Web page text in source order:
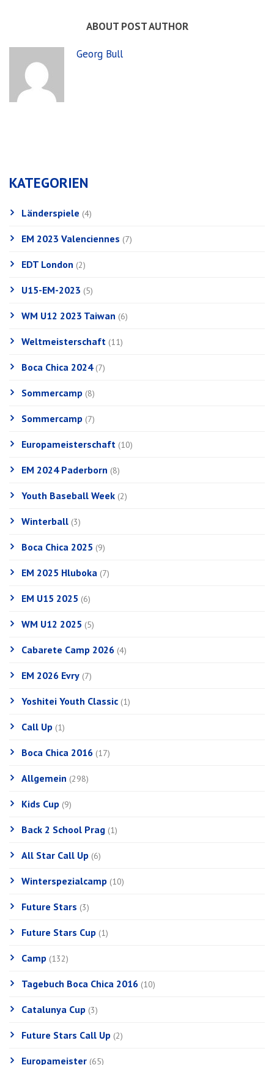
ABOUT POST AUTHOR
Georg Bull
KATEGORIEN
Länderspiele (4)
EM 2023 Valenciennes (7)
EDT London (2)
U15-EM-2023 (5)
WM U12 2023 Taiwan (6)
Weltmeisterschaft (11)
Boca Chica 2024(7)
Sommercamp (8)
Sommercamp (7)
Europameisterschaft (10)
EM 2024 Paderborn (8)
Youth Baseball Week (2)
Winterball (3)
Boca Chica 2025 (9)
EM 2025 Hluboka (7)
EM U15 2025 (6)
WM U12 2025 (5)
Cabarete Camp 2026 (4)
EM 2026 Evry (7)
Yoshitei Youth Classic (1)
Call Up (1)
Boca Chica 2016 (17)
Allgemein (298)
Kids Cup (9)
Back 2 School Prag (1)
All Star Call Up (6)
Winterspezialcamp (10)
Future Stars (3)
Future Stars Cup (1)
Camp (132)
Tagebuch Boca Chica 2016 (10)
Catalunya Cup (3)
Future Stars Call Up (2)
Europameister (65)